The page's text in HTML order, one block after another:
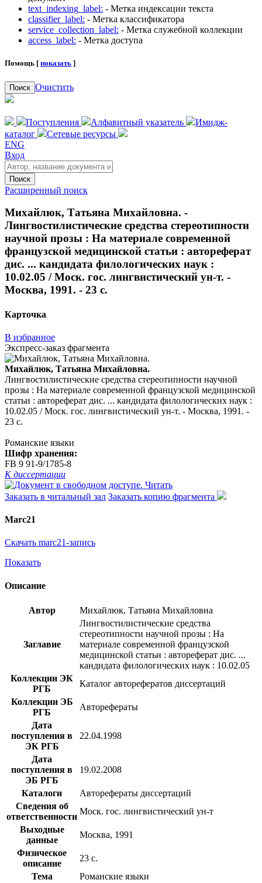
text_indexing_label: - Метка индексации текста
classifier_label: - Метка классификатора
service_collection_label: - Метка служебной коллекции
access_label: - Метка доступа
Помощь [ показать ]
Поиск Очистить
Поступления Алфавитный указатель
Имидж-
каталог
Сетевые ресурсы
ENG
Вход
Поиск
Расширенный поиск
Михайлюк, Татьяна Михайловна. -
Лингвостилистические средства стереотипности
научной прозы : На материале современной
французской медицинской статьи : автореферат
дис. ... кандидата филологических наук :
10.02.05 / Моск. гос. лингвистический ун-т. -
Москва, 1991. - 23 с.
Карточка
В избранное
Экспресс-заказ фрагмента
Михайлюк, Татьяна Михайловна.
Лингвостилистические средства стереотипности научной
прозы : На материале современной французской медицинской
статьи : автореферат дис. ... кандидата филологических наук :
10.02.05 / Моск. гос. лингвистический ун-т. - Москва, 1991. -
23 с.
Романские языки
Шифр хранения:
FB 9 91-9/1785-8
К диссертации
Читать
Заказать в читальный зал Заказать копию фрагмента
Marc21
Скачать marc21-запись
Показать
Описание
Автор Михайлюк, Татьяна Михайловна
Заглавие
Лингвостилистические средства
стереотипности научной прозы : На
материале современной французской
медицинской статьи : автореферат дис. ...
кандидата филологических наук : 10.02.05
Коллекции ЭК
РГБ
Каталог авторефератов диссертаций
Коллекции ЭБ
РГБ
Авторефераты
Дата
поступления в
ЭК РГБ
22.04.1998
Дата
поступления в
ЭБ РГБ
19.02.2008
Каталоги
Авторефераты диссертаций
Сведения об
ответственности
Моск. гос. лингвистический ун-т
Выходные
данные
Москва, 1991
Физическое
описание
23 с.
Тема
Романские языки